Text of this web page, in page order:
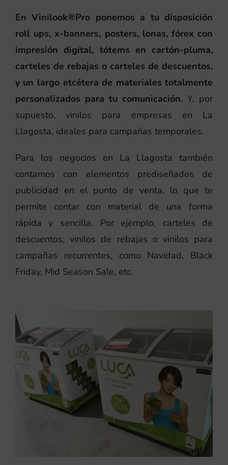
En Vinilook®Pro ponemos a tu disposición
roll ups, x-banners, posters, lonas, fórex con
impresión digital, tótems en cartón-pluma,
carteles de rebajas o carteles de descuentos,
y un largo etcétera de materiales totalmente
personalizados para tu comunicación. Y, por
supuesto, vinilos para empresas en La
Llagosta, ideales para campañas temporales.
Para los negocios en La Llagosta también
contamos con elementos prediseñados de
publicidad en el punto de venta, lo que te
permite contar con material de una forma
rápida y sencilla. Por ejemplo, carteles de
descuentos, vinilos de rebajas o vinilos para
campañas recurrentes, como Navidad, Black
Friday, Mid Season Sale, etc.